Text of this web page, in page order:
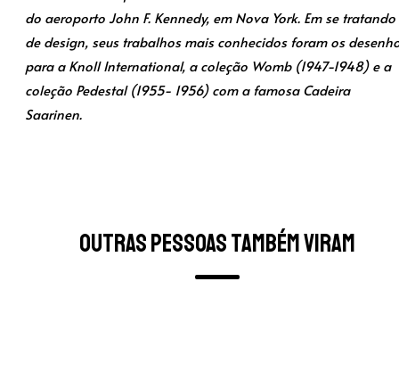
do aeroporto John F. Kennedy, em Nova York. Em se tratando
de design, seus trabalhos mais conhecidos foram os
para a Knoll International, a coleção Womb (1947-1948) e a
coleção Pedestal (1955- 1956) com a famosa Cadeira
Saarinen.
Outras pessoas também viram